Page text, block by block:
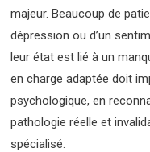
majeur. Beaucoup de
dépression ou d’un
leur état est lié à un
en charge adaptée doit
psychologique, en
pathologie réelle et
spécialisé.